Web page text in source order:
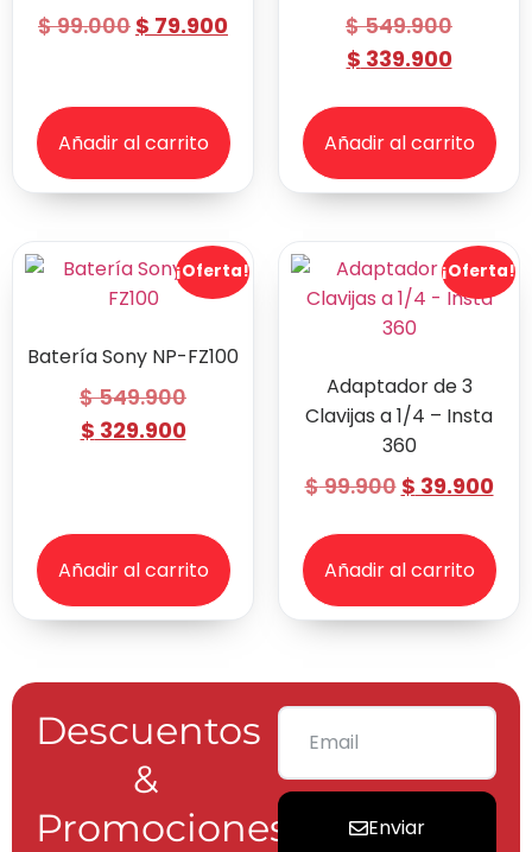
$99.000 $ 79.900
Añadir al carrito
$549.900
$ 339.900
Añadir al carrito
¡Oferta!
Batería Sony NP-FZ100
$549.900
$ 329.900
Añadir al carrito
¡Oferta!
Adaptador de 3
Clavijas a 1/4 – Insta
360
$99.900 $ 39.900
Añadir al carrito
Descuentos
&
Promociones
Enviar